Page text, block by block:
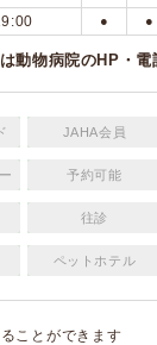
● ●
動物病院のHP・電
JAHA会員
予約可能
往診
ペットホテル
ことができます